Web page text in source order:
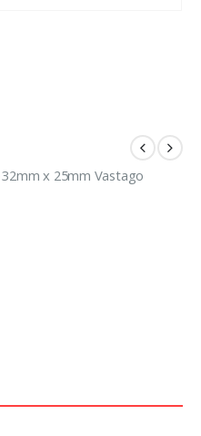
x 25mm Vastago